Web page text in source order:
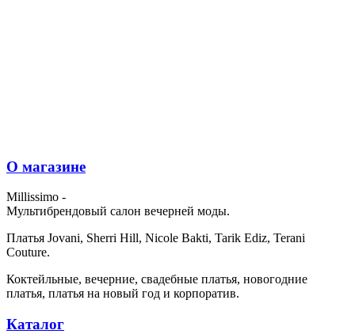
О магазине
Millissimo -
Мультибрендовый салон вечерней моды.
Платья Jovani, Sherri Hill, Nicole Bakti, Tarik Ediz, Terani
Couture.
Коктейльные, вечерние, свадебные платья, новогодние
платья, платья на новый год и корпоратив.
Каталог